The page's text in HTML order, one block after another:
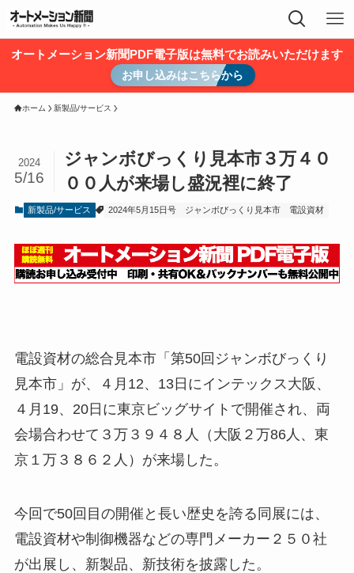
オートメーション新聞PDF電子版は無料でお読みいただけます
お申し込みはこちらから
ホーム 新製品/サービス
ジャンボびっくり見本市３万４０
００人が来場し盛況裡に終了
2024
5/16
新製品/サービス 2024年5月15日号 ジャンボびっくり見本市 電設資材
電設資材の総合見本市「第50回ジャンボびっくり
見本市」が、４月12、13日にインテックス大阪、
４月19、20日に東京ビッグサイトで開催され、両
会場合わせて３万３９４８人（大阪２万86人、東
京１万３８６２人）が来場した。
今回で50回目の開催と長い歴史を誇る同展には、
電設資材や制御機器などの専門メーカー２５０社
が出展し、新製品、新技術を披露した。